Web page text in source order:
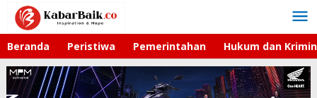
Lewati
konten
Beranda Peristiwa Pemerintahan Hukum dan